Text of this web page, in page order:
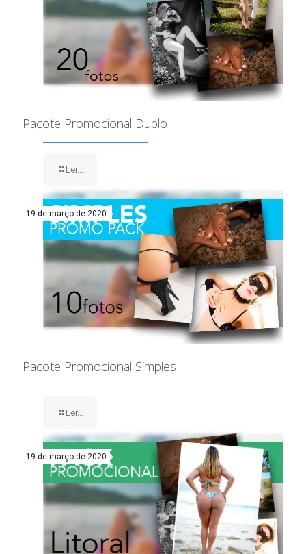
Pacote Promocional Duplo
Ler...
19 de março de 2020
Pacote Promocional Simples
Ler...
19 de março de 2020